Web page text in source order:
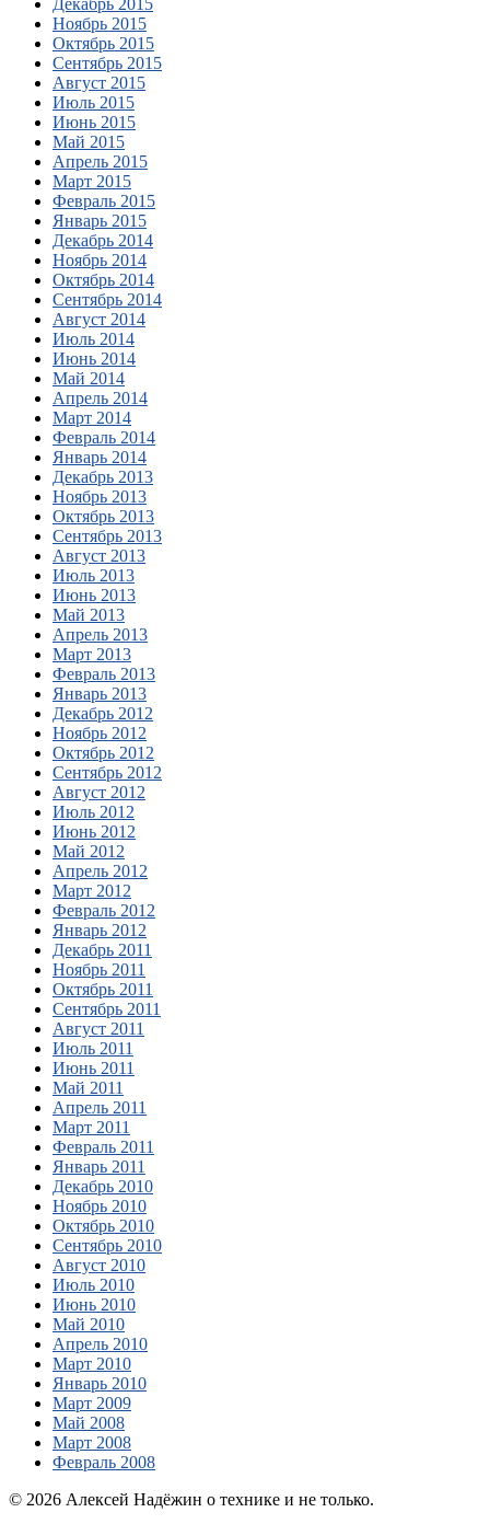
Ноябрь 2015
Октябрь 2015
Сентябрь 2015
Август 2015
Июль 2015
Июнь 2015
Май 2015
Апрель 2015
Март 2015
Февраль 2015
Январь 2015
Декабрь 2014
Ноябрь 2014
Октябрь 2014
Сентябрь 2014
Август 2014
Июль 2014
Июнь 2014
Май 2014
Апрель 2014
Март 2014
Февраль 2014
Январь 2014
Декабрь 2013
Ноябрь 2013
Октябрь 2013
Сентябрь 2013
Август 2013
Июль 2013
Июнь 2013
Май 2013
Апрель 2013
Март 2013
Февраль 2013
Январь 2013
Декабрь 2012
Ноябрь 2012
Октябрь 2012
Сентябрь 2012
Август 2012
Июль 2012
Июнь 2012
Май 2012
Апрель 2012
Март 2012
Февраль 2012
Январь 2012
Декабрь 2011
Ноябрь 2011
Октябрь 2011
Сентябрь 2011
Август 2011
Июль 2011
Июнь 2011
Май 2011
Апрель 2011
Март 2011
Февраль 2011
Январь 2011
Декабрь 2010
Ноябрь 2010
Октябрь 2010
Сентябрь 2010
Август 2010
Июль 2010
Июнь 2010
Май 2010
Апрель 2010
Март 2010
Январь 2010
Март 2009
Май 2008
Март 2008
Февраль 2008
© 2026 Алексей Надёжин о технике и не только.